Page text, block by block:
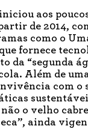
aos
de 2014,
como o
fornece
da “segunda
Além de
com o
o velho
ainda